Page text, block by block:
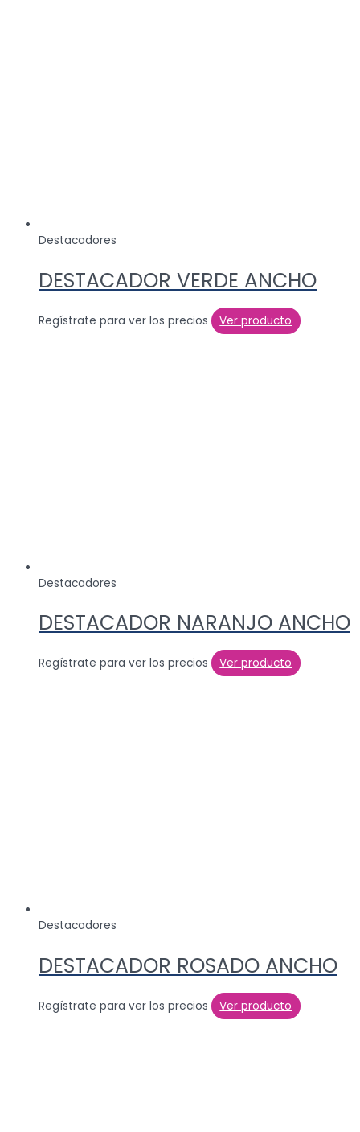
Destacadores
DESTACADOR VERDE ANCHO
Regístrate para ver los precios Ver producto
Destacadores
DESTACADOR NARANJO ANCHO
Regístrate para ver los precios Ver producto
Destacadores
DESTACADOR ROSADO ANCHO
Regístrate para ver los precios Ver producto